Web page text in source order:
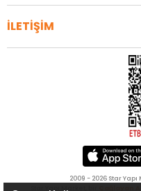
İLETİŞİM
2009 - 2026 Star
Çağlayan